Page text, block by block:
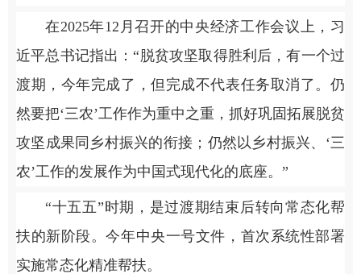
在2025年12月召开的中央经济工作会议上，习
近平总书记指出：“脱贫攻坚取得胜利后，有一个过
渡期，今年完成了，但完成不代表任务取消了。仍
然要把‘三农’工作作为重中之重，抓好巩固拓展脱贫
攻坚成果同乡村振兴的衔接；仍然以乡村振兴、‘三
农’工作的发展作为中国式现代化的底座。”
“十五五”时期，是过渡期结束后转向常态化帮
扶的新阶段。今年中央一号文件，首次系统性部署
实施常态化精准帮扶。